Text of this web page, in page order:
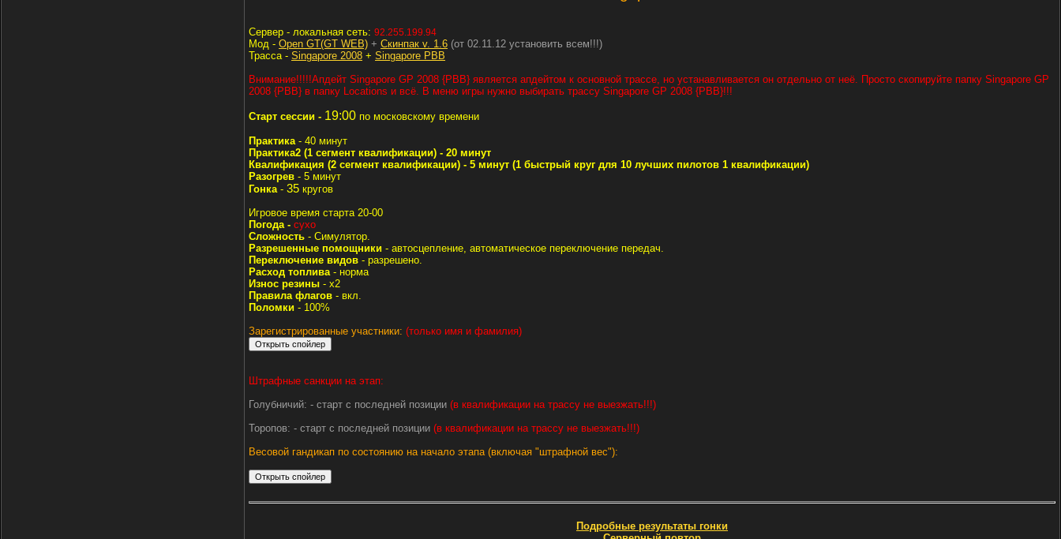
Cервер - локальная сеть: 92.255.199.94
Мод - Open GT(GT WEB) + Скинпак v. 1.6 (от 02.11.12 установить всем!!!)
Трасса - Singapore 2008 + Singapore PBB
Внимание!!!!!Апдейт Singapore GP 2008 {PBB} является апдейтом к основной трассе, но устанавливается он отдельно от неё. Просто скопируйте папку Singapore GP
2008 {PBB} в папку Locations и всё. В меню игры нужно выбирать трассу Singapore GP 2008 {PBB}!!!
Старт сессии - 19:00 по московскому времени
Практика- 40 минут
Практика2 (1 сегмент квалификации) - 20 минут
Квалификация (2 сегмент квалификации) - 5 минут (1 быстрый круг для 10 лучших пилотов 1 квалификации)
Разогрев - 5 минут
Гонка- 35 кругов
Игровое время старта 20-00
Погода - сухо
Сложность - Симулятор.
Разрешенные помощники - автосцепление, автоматическое переключение передач.
Переключение видов - разрешено.
Расход топлива- норма
Износ резины - x2
Правила флагов - вкл.
Поломки - 100%
Зарегистрированные участники: (только имя и фамилия)
Штрафные санкции на этап:
Голубничий: - старт с последней позиции (в квалификации на трассу не выезжать!!!)
Торопов: - старт с последней позиции (в квалификации на трассу не выезжать!!!)
Весовой гандикап по состоянию на начало этапа (включая "штрафной вес"):
Подробные результаты гонки